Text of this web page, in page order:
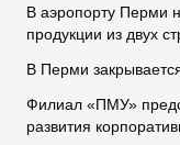
В аэропорту Перми
продукции из двух
В Перми
Филиал «ПМУ»
развития